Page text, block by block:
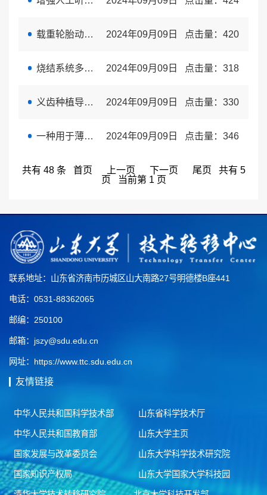
载重轮胎动平衡/不圆度在线检测试验机 2024年09月09日 点击量： 420
烧结系统多污染物超低排放技术及应用 2024年09月09日 点击量： 318
义齿种植导航仪 2024年09月09日 点击量： 330
一种用于薄壁结构的双侧滚压装置 2024年09月09日 点击量： 346
共有 48 条 首页 上一页 下一页 尾页 共有 5
页 当前第 1 页
联系地址：山东省济南市历城区山大南路27号明德楼B座441
电话：0531-88362065
邮编：250100
邮箱：jszy@sdu.edu.cn
网址：https://www.ttc.sdu.edu.cn
友情链接
中华人民共和国科学技术部
中华人民共和国教育部
国家发展与改革委员会
国家知识产权局
山东省科学技术厅
山东大学主页
山东大学科学技术研究院
山东大学国家大学科技园